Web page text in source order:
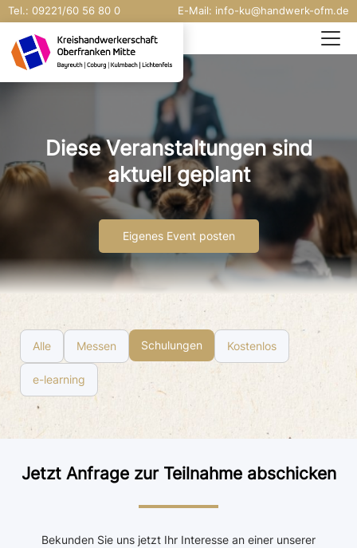
Tel.: 09221/60 56 80 0 E-Mail: info-ku@handwerk-ofm.de
Diese Veranstaltungen sind
aktuell geplant
Eigenes Event posten
Alle Messen Schulungen Kostenlos
e-learning
Jetzt Anfrage zur Teilnahme abschicken
Bekunden Sie uns jetzt Ihr Interesse an einer unserer